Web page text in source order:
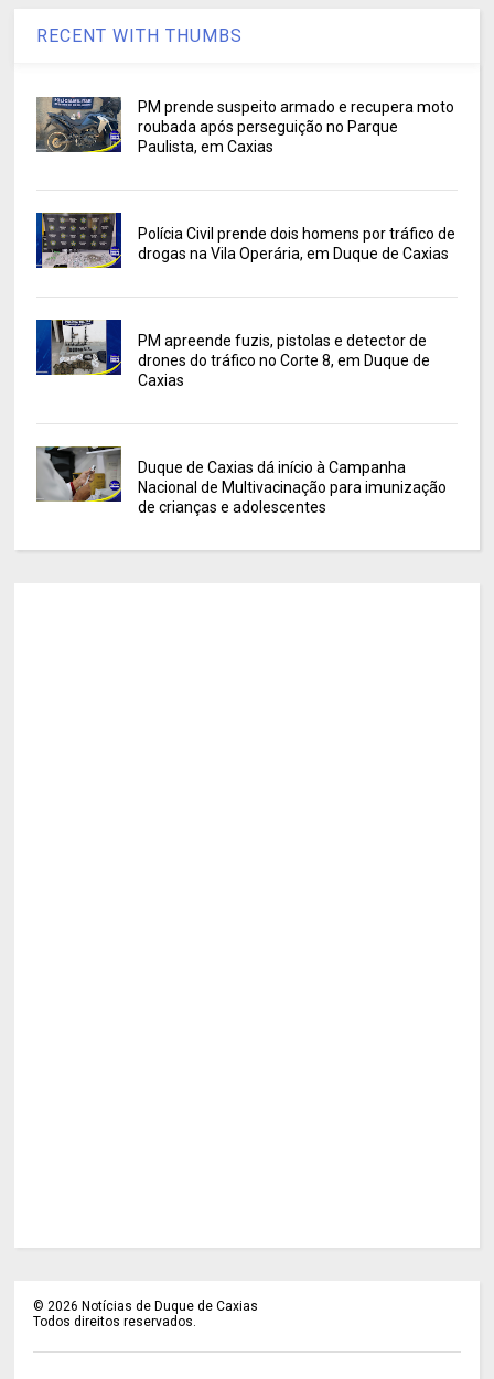
RECENT WITH THUMBS
PM prende suspeito armado e recupera moto
roubada após perseguição no Parque
Paulista, em Caxias
Polícia Civil prende dois homens por tráfico de
drogas na Vila Operária, em Duque de Caxias
PM apreende fuzis, pistolas e detector de
drones do tráfico no Corte 8, em Duque de
Caxias
Duque de Caxias dá início à Campanha
Nacional de Multivacinação para imunização
de crianças e adolescentes
©2026 Notícias de Duque de Caxias
Todos direitos reservados.